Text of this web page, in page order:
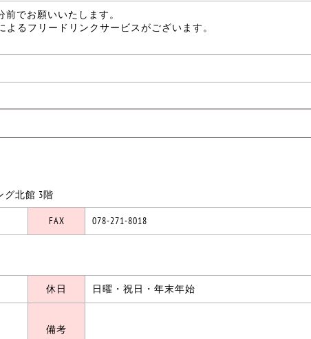
前でお願いいたします。
よるフリードリンクサービスがございます。
グ北館 3階
FAX 078-271-8018
休日 日曜・祝日・年末年始
備考